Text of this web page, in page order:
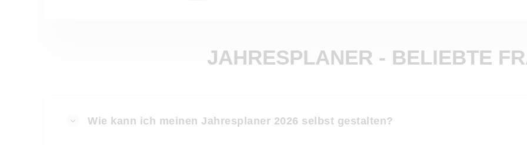
JAHRESPLANER - BELIEBTE
Wie kann ich meinen Jahresplaner 2026 selbst gestalten?